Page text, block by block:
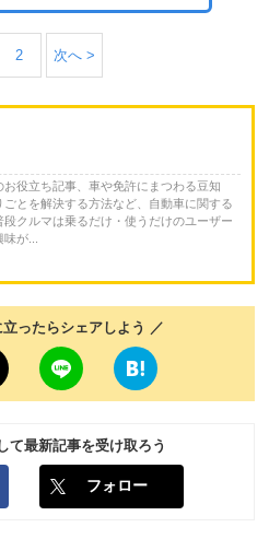
2 次へ >
お役立ち記事、車や免許にまつわる豆知
とを解決する方法など、自動車に関する
クルマは乗るだけ・使うだけのユーザー
が...
ったらシェアしよう ／
て最新記事を受け取ろう
フォロー